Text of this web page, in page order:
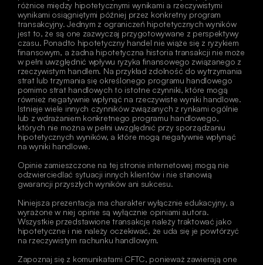
różnice między hipotetycznymi wynikami a rzeczywistymi
wynikami osiągniętymi później przez konkretny program
transakcyjny. Jednym z ograniczeń hipotetycznych wyników
jest to, że są one zazwyczaj przygotowywane z perspektywy
czasu. Ponadto hipotetyczny handel nie wiąże się z ryzykiem
finansowym, a żadna hipotetyczna historia transakcji nie może
w pełni uwzględnić wpływu ryzyka finansowego związanego z
rzeczywistym handlem. Na przykład zdolność do wytrzymania
strat lub trzymania się określonego programu handlowego
pomimo strat handlowych to istotne czynniki, które mogą
również negatywnie wpłynąć na rzeczywiste wyniki handlowe.
Istnieje wiele innych czynników związanych z rynkami ogólnie
lub z wdrażaniem konkretnego programu handlowego,
których nie można w pełni uwzględnić przy sporządzaniu
hipotetycznych wyników, a które mogą negatywnie wpłynąć
na wyniki handlowe.
Opinie zamieszczone na tej stronie internetowej mogą nie
odzwierciedlać sytuacji innych klientów i nie stanowią
gwarancji przyszłych wyników ani sukcesu.
Niniejsza prezentacja ma charakter wyłącznie edukacyjny, a
wyrażone w niej opinie są wyłącznie opiniami autora.
Wszystkie przedstawione transakcje należy traktować jako
hipotetyczne i nie należy oczekiwać, że uda się je powtórzyć
na rzeczywistym rachunku handlowym.
Zapoznaj się z komunikatami CFTC, ponieważ zawierają one